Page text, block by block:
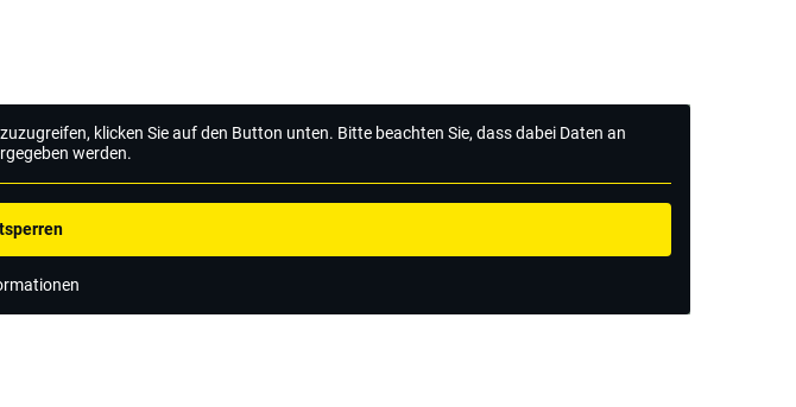
klicken Sie auf den Button unten. Bitte beachten Sie, dass dabei Daten an
werden.